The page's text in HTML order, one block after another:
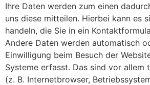
Ihre Daten werden zum einen
uns diese mitteilen. Hierbei kann es
handeln, die Sie in ein
Andere Daten werden automatisch
Einwilligung beim Besuch der
Systeme erfasst. Das sind vor allem
(z. B. Internetbrowser,